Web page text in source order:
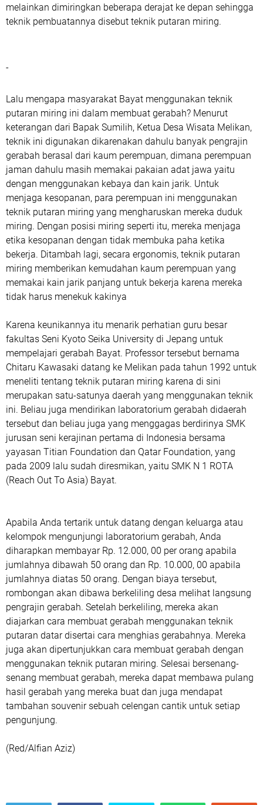
melainkan dimiringkan beberapa derajat ke depan sehingga
teknik pembuatannya disebut teknik putaran miring.
-
Lalu mengapa masyarakat Bayat menggunakan teknik
putaran miring ini dalam membuat gerabah? Menurut
keterangan dari Bapak Sumilih, Ketua Desa Wisata Melikan,
teknik ini digunakan dikarenakan dahulu banyak pengrajin
gerabah berasal dari kaum perempuan, dimana perempuan
jaman dahulu masih memakai pakaian adat jawa yaitu
dengan menggunakan kebaya dan kain jarik. Untuk
menjaga kesopanan, para perempuan ini menggunakan
teknik putaran miring yang mengharuskan mereka duduk
miring. Dengan posisi miring seperti itu, mereka menjaga
etika kesopanan dengan tidak membuka paha ketika
bekerja. Ditambah lagi, secara ergonomis, teknik putaran
miring memberikan kemudahan kaum perempuan yang
memakai kain jarik panjang untuk bekerja karena mereka
tidak harus menekuk kakinya
Karena keunikannya itu menarik perhatian guru besar
fakultas Seni Kyoto Seika University di Jepang untuk
mempelajari gerabah Bayat. Professor tersebut bernama
Chitaru Kawasaki datang ke Melikan pada tahun 1992 untuk
meneliti tentang teknik putaran miring karena di sini
merupakan satu-satunya daerah yang menggunakan teknik
ini. Beliau juga mendirikan laboratorium gerabah didaerah
tersebut dan beliau juga yang menggagas berdirinya SMK
jurusan seni kerajinan pertama di Indonesia bersama
yayasan Titian Foundation dan Qatar Foundation, yang
pada 2009 lalu sudah diresmikan, yaitu SMK N 1 ROTA
(Reach Out To Asia) Bayat.
Apabila Anda tertarik untuk datang dengan keluarga atau
kelompok mengunjungi laboratorium gerabah, Anda
diharapkan membayar Rp. 12.000, 00 per orang apabila
jumlahnya dibawah 50 orang dan Rp. 10.000, 00 apabila
jumlahnya diatas 50 orang. Dengan biaya tersebut,
rombongan akan dibawa berkeliling desa melihat langsung
pengrajin gerabah. Setelah berkeliling, mereka akan
diajarkan cara membuat gerabah menggunakan teknik
putaran datar disertai cara menghias gerabahnya. Mereka
juga akan dipertunjukkan cara membuat gerabah dengan
menggunakan teknik putaran miring. Selesai bersenang-
senang membuat gerabah, mereka dapat membawa pulang
hasil gerabah yang mereka buat dan juga mendapat
tambahan souvenir sebuah celengan cantik untuk setiap
pengunjung.
(Red/Alfian Aziz)